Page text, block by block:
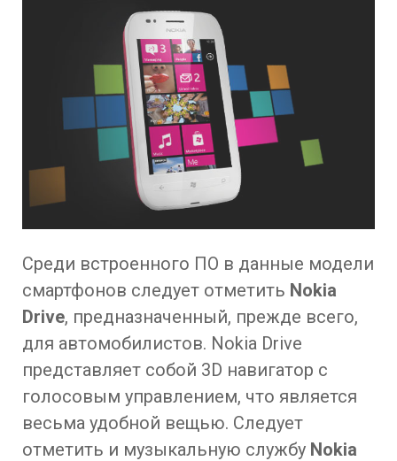
Среди встроенного ПО в данные модели
смартфонов следует отметить Nokia
Drive, предназначенный, прежде всего,
для автомобилистов. Nokia Drive
представляет собой 3D навигатор с
голосовым управлением, что является
весьма удобной вещью. Следует
отметить и музыкальную службу Nokia